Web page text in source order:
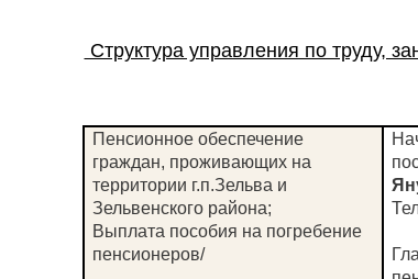
Структура управления по труду,
Пенсионное обеспечение
граждан, проживающих на
территории г.п.Зельва и
Зельвенского района;
Выплата пособия на погребение
пенсионеров/